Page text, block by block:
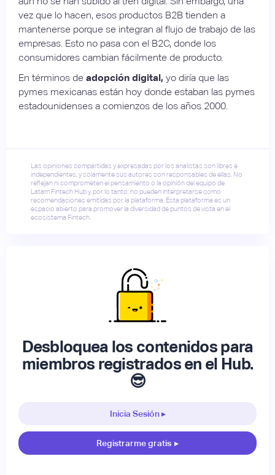
vez que lo hacen, esos productos B2B tienden a
mantenerse porque se integran al flujo de trabajo de las
empresas. Esto no pasa con el B2C, donde los
consumidores cambian fácilmente de producto.
En términos de adopción digital, yo diría que las
pymes mexicanas están hoy donde estaban las pymes
estadounidenses a comienzos de los años 2000.
Las opiniones compartidas y expresadas por los analistas son libres e
independientes, y solamente sus autores son responsables de ellas. No
reflejan ni comprometen el pensamiento o la opinión del equipo de
Latam Fintech Hub y, por lo tanto, no pueden interpretarse como
recomendaciones emitidas por la plataforma. Esta plataforma es un
espacio abierto para promover la diversidad de puntos de vista en el
ecosistema Fintech.
Desbloquea los contenidos para
miembros registrados en el Hub.
😎
Inicia Sesión ▸
Registrarme gratis ▸